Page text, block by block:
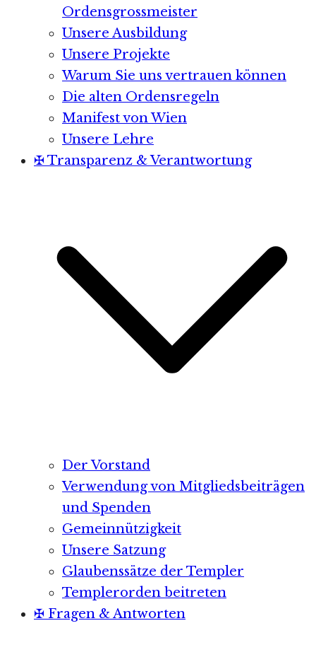
Ordensgrossmeister
Unsere Ausbildung
Unsere Projekte
Warum Sie uns vertrauen können
Die alten Ordensregeln
Manifest von Wien
Unsere Lehre
✠ Transparenz & Verantwortung
Der Vorstand
Verwendung von Mitgliedsbeiträgen
und Spenden
Gemeinnützigkeit
Unsere Satzung
Glaubenssätze der Templer
Templerorden beitreten
✠ Fragen & Antworten